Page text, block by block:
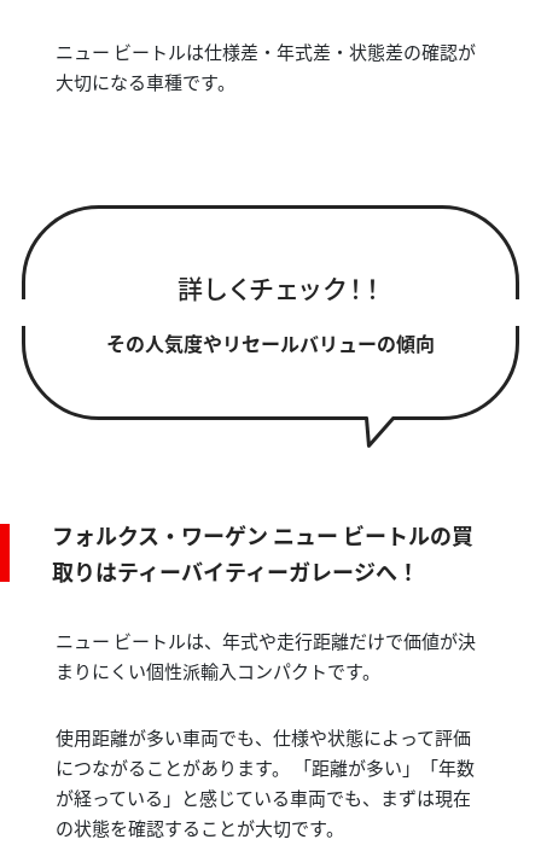
ニュー ビートルは仕様差・年式差・状態差の確認が
大切になる車種です。
詳しくチェック！！
その人気度やリセールバリューの傾向
フォルクス・ワーゲン ニュー ビートルの買
取りはティーバイティーガレージへ！
ニュー ビートルは、年式や走行距離だけで価値が決
まりにくい個性派輸入コンパクトです。
使用距離が多い車両でも、仕様や状態によって評価
につながることがあります。 「距離が多い」「年数
が経っている」と感じている車両でも、まずは現在
の状態を確認することが大切です。